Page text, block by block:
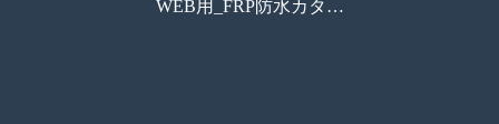
WEB用_FRP防水カタログ_250717